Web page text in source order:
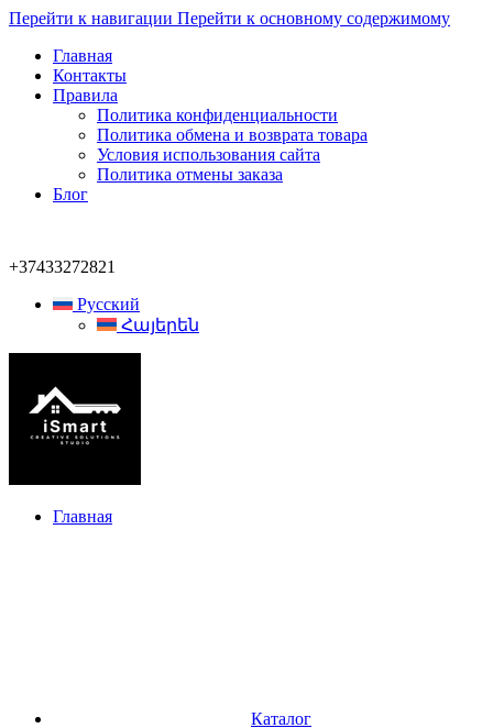
Перейти к навигации Перейти к основному содержимому
Главная
Контакты
Правила
Политика конфиденциальности
Политика обмена и возврата товара
Условия использования сайта
Политика отмены заказа
Блог
+37433272821
Русский
Հայերեն
Главная
Каталог